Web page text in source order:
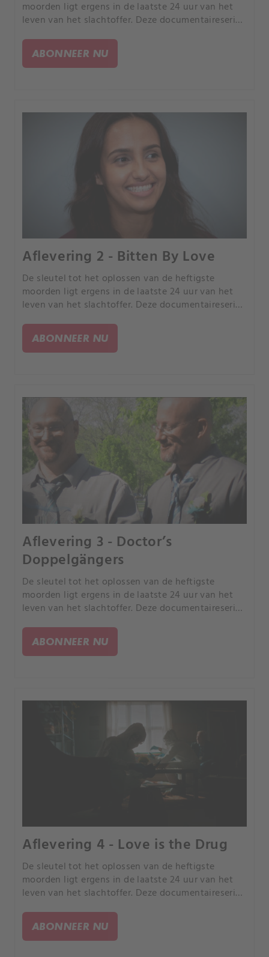
moorden ligt ergens in de laatste 24 uur van het
leven van het slachtoffer. Deze documentaireserie
de gebeurtenissen in elkaar proberen te zetten.
ABONNEER NU
Aflevering 2 - Bitten By Love
De sleutel tot het oplossen van de heftigste
moorden ligt ergens in de laatste 24 uur van het
leven van het slachtoffer. Deze documentaireserie
de gebeurtenissen in elkaar proberen te zetten.
ABONNEER NU
Aflevering 3 - Doctor’s
Doppelgängers
De sleutel tot het oplossen van de heftigste
moorden ligt ergens in de laatste 24 uur van het
leven van het slachtoffer. Deze documentaireserie
de gebeurtenissen in elkaar proberen te zetten.
ABONNEER NU
Aflevering 4 - Love is the Drug
De sleutel tot het oplossen van de heftigste
moorden ligt ergens in de laatste 24 uur van het
leven van het slachtoffer. Deze documentaireserie
de gebeurtenissen in elkaar proberen te zetten.
ABONNEER NU